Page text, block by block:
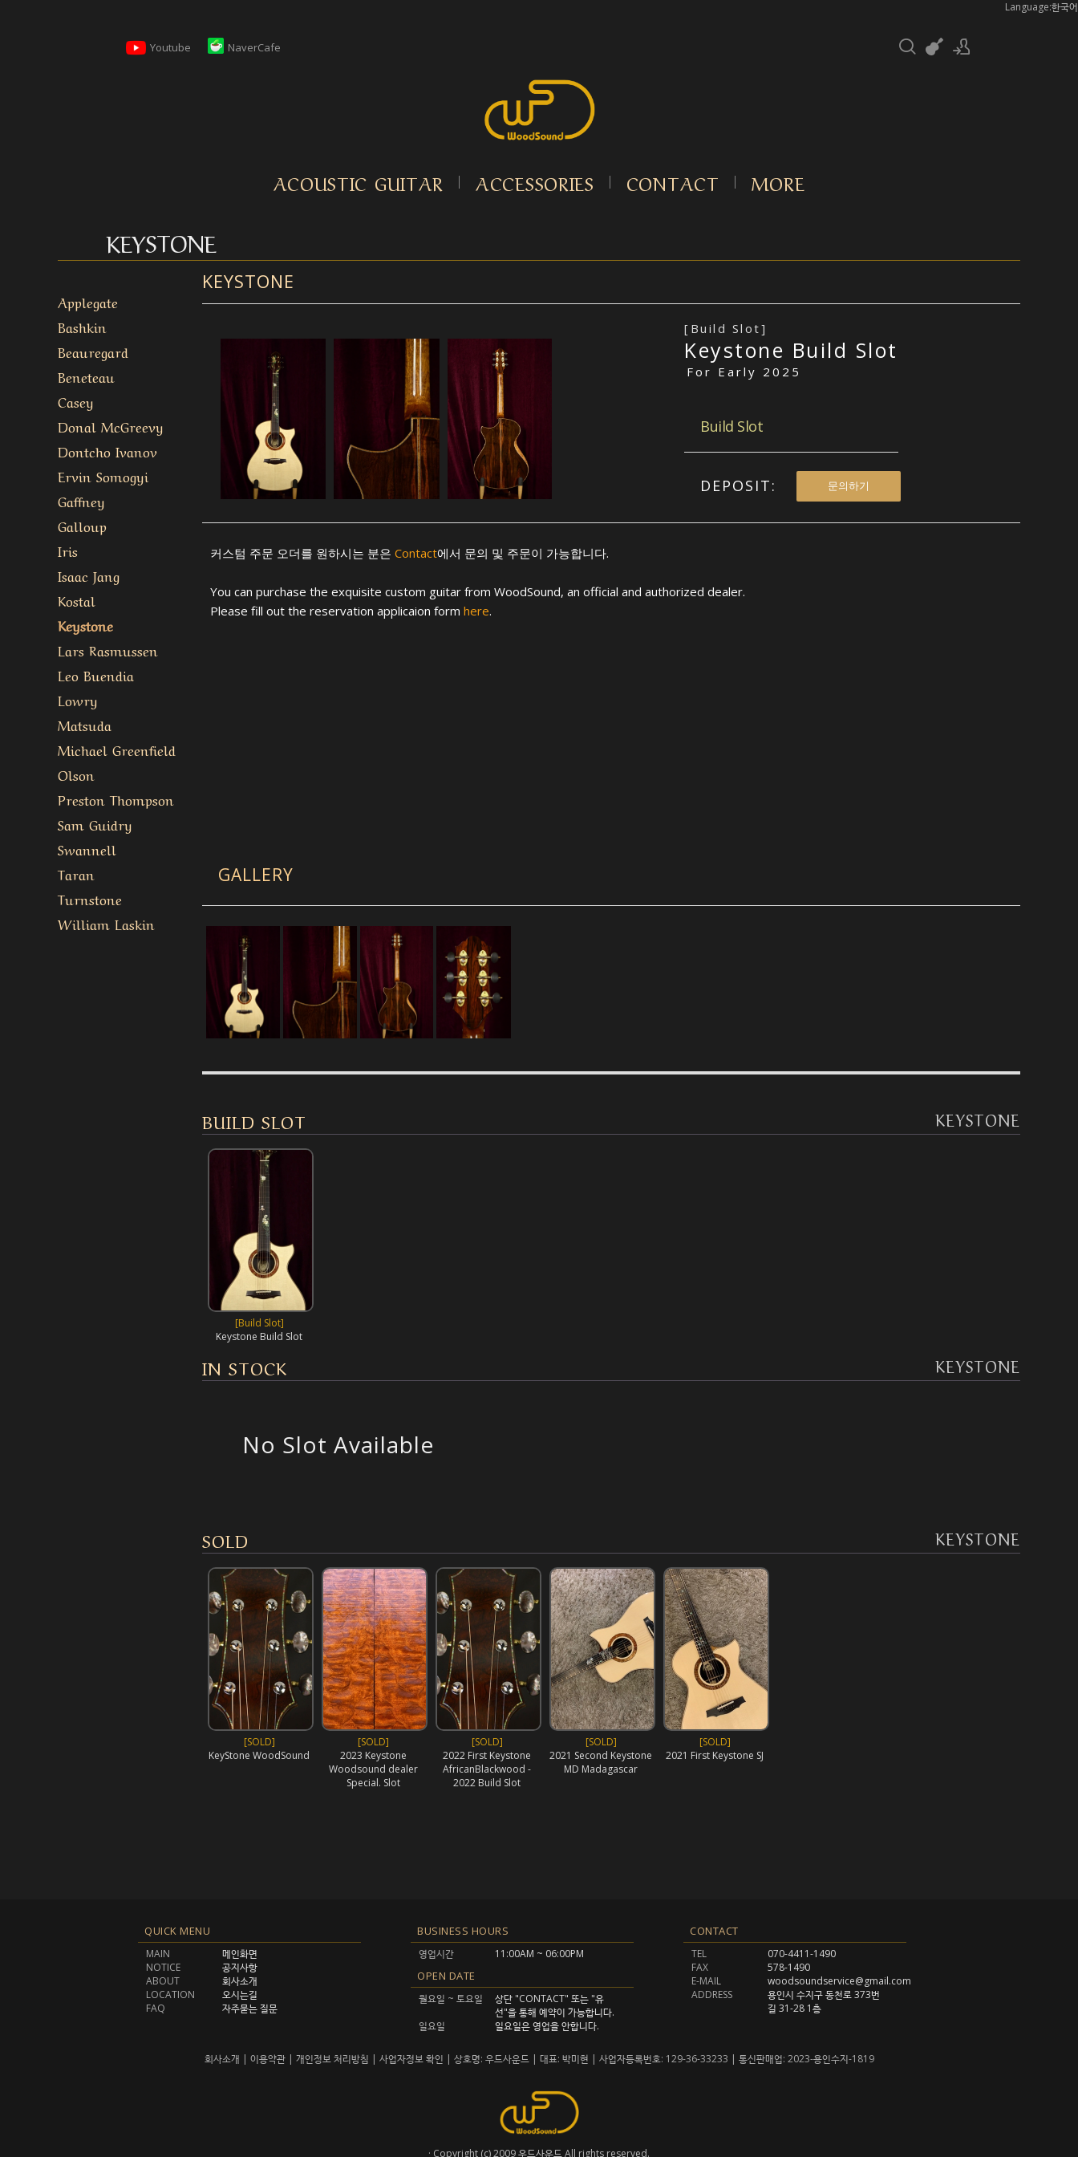
Language:한국어
Youtube NaverCafe
ACOUSTIC GUITAR ACCESSORIES CONTACT MORE
KEYSTONE
Applegate
Bashkin
Beauregard
Beneteau
Casey
Donal McGreevy
Dontcho Ivanov
Ervin Somogyi
Gaffney
Galloup
Iris
Isaac Jang
Kostal
Keystone
Lars Rasmussen
Leo Buendia
Lowry
Matsuda
Michael Greenfield
Olson
Preston Thompson
Sam Guidry
Swannell
Taran
Turnstone
William Laskin
KEYSTONE
[Build Slot]
Keystone Build Slot
For Early 2025
Build Slot
DEPOSIT: 문의하기
커스텀 주문 오더를 원하시는 분은 Contact에서 문의 및 주문이 가능합니다.
You can purchase the exquisite custom guitar from WoodSound, an official and authorized dealer.
Please fill out the reservation applicaion form here.
GALLERY
BUILD SLOT KEYSTONE
[Build Slot]
Keystone Build Slot
IN STOCK KEYSTONE
No Slot Available
SOLD KEYSTONE
[SOLD]
KeyStone WoodSound
[SOLD]
2023 Keystone
Woodsound dealer
Special. Slot
[SOLD]
2022 First Keystone
AfricanBlackwood -
2022 Build Slot
[SOLD]
2021 Second Keystone
MD Madagascar
[SOLD]
2021 First Keystone SJ
QUICK MENU
MAIN
메인화면
NOTICE
공지사항
ABOUT
회사소개
LOCATION
오시는길
FAQ
자주묻는 질문
BUSINESS HOURS
영업시간 11:00AM ~ 06:00PM
OPEN DATE
월요일 ~ 토요일
상단 "CONTACT" 또는 "유
선"을 통해 예약이 가능합니다.
일요일
일요일은 영업을 안합니다.
CONTACT
TEL
070-4411-1490
FAX
578-1490
E-MAIL
woodsoundservice@gmail.com
ADDRESS
용인시 수지구 동천로 373번
길 31-28 1층
회사소개 | 이용약관| 개인정보 처리방침 | 사업자정보 확인 | 상호명: 우드사운드 | 대표: 박미현 | 사업자등록번호: 129-36-33233 | 통신판매업: 2023-용인수지-1819
· Copyright (c) 2009 우드사운드 All rights reserved.